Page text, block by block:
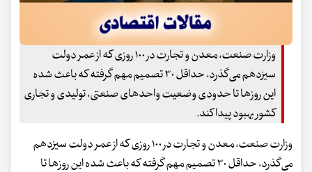
وزارت صنعت، معدن و تجارت در ۱۰۰ روزی که از عمر دولت
سیزدهم می‌گذرد، حداقل ۳۰ تصمیم مهم گرفته که باعث شده
این روزها تا حدودی وضعیت واحدهای صنعتی، تولیدی و تجاری
کشور بهبود پیدا کند.
وزارت صنعت، معدن و تجارت در ۱۰۰ روزی که از عمر دولت سیزدهم
می‌گذرد، حداقل ۳۰ تصمیم مهم گرفته که باعث شده این روزها تا